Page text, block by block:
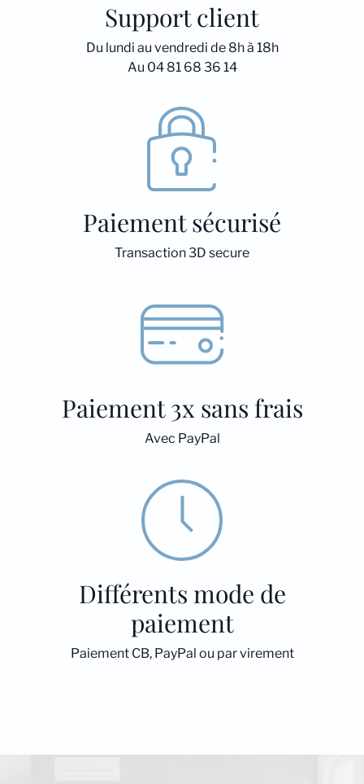
Support client
Du lundi au vendredi de 8h à 18h
Au 04 81 68 36 14
Paiement sécurisé
Transaction 3D secure
Paiement 3x sans frais
Avec PayPal
Différents mode de
paiement
Paiement CB, PayPal ou par virement